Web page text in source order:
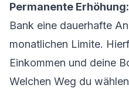
Permanente Erhöhung:
Bank eine dauerhafte
monatlichen Limite.
Einkommen und deine
Welchen Weg du